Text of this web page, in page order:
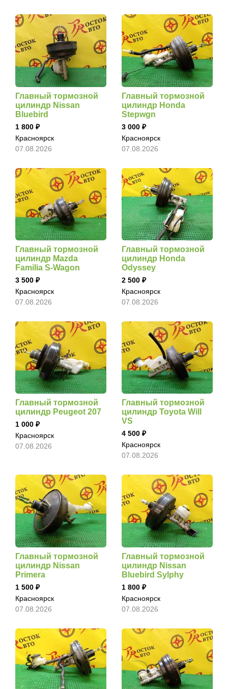
Главный тормозной
цилиндр Nissan
Bluebird
1 800
Красноярск
07.08.2026
Главный тормозной
цилиндр Honda
Stepwgn
3 000
Красноярск
07.08.2026
Главный тормозной
цилиндр Mazda
Familia S-Wagon
3 500
Красноярск
07.08.2026
Главный тормозной
цилиндр Honda
Odyssey
2 500
Красноярск
07.08.2026
Главный тормозной
цилиндр Peugeot 207
1 000
Красноярск
07.08.2026
Главный тормозной
цилиндр Toyota Will
VS
4 500
Красноярск
07.08.2026
Главный тормозной
цилиндр Nissan
Primera
1 500
Красноярск
07.08.2026
Главный тормозной
цилиндр Nissan
Bluebird Sylphy
1 800
Красноярск
07.08.2026